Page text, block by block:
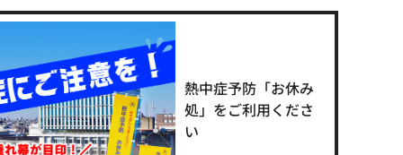
熱中症予防「お休み
処」をご利用くださ
い